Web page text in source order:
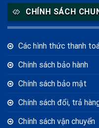
CHÍNH SÁCH
Các hình thức thanh
Chính sách bảo hành
Chính sách bảo mật
Chính sách đổi, trả
Chính sách vận chuyển